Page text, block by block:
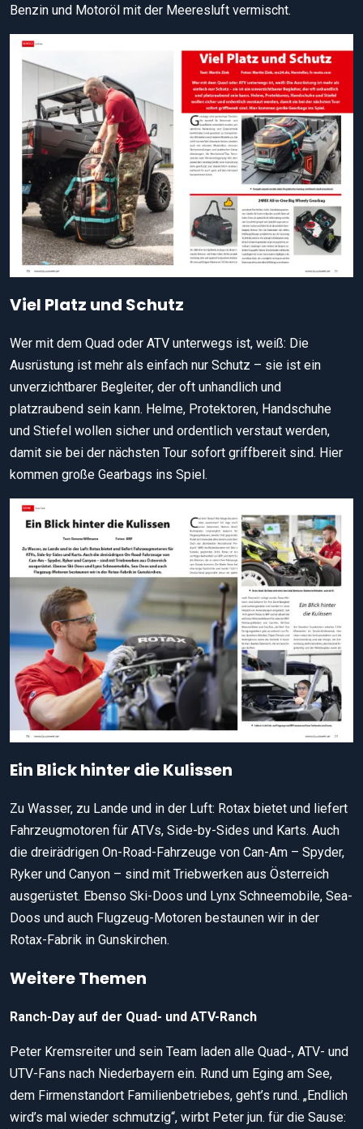
Benzin und Motoröl mit der Meeresluft vermischt.
Viel Platz und Schutz
Wer mit dem Quad oder ATV unterwegs ist, weiß: Die
Ausrüstung ist mehr als einfach nur Schutz – sie ist ein
unverzichtbarer Begleiter, der oft unhandlich und
platzraubend sein kann. Helme, Protektoren, Handschuhe
und Stiefel wollen sicher und ordentlich verstaut werden,
damit sie bei der nächsten Tour sofort griffbereit sind. Hier
kommen große Gearbags ins Spiel.
Ein Blick hinter die Kulissen
Zu Wasser, zu Lande und in der Luft: Rotax bietet und liefert
Fahrzeugmotoren für ATVs, Side-by-Sides und Karts. Auch
die dreirädrigen On-Road-Fahrzeuge von Can-Am – Spyder,
Ryker und Canyon – sind mit Triebwerken aus Österreich
ausgerüstet. Ebenso Ski-Doos und Lynx Schneemobile, Sea-
Doos und auch Flugzeug-Motoren bestaunen wir in der
Rotax-Fabrik in Gunskirchen.
Weitere Themen
Ranch-Day auf der Quad- und ATV-Ranch
Peter Kremsreiter und sein Team laden alle Quad-, ATV- und
UTV-Fans nach Niederbayern ein. Rund um Eging am See,
dem Firmenstandort Familienbetriebes, geht’s rund. „Endlich
wird’s mal wieder schmutzig“, wirbt Peter jun. für die Sause: